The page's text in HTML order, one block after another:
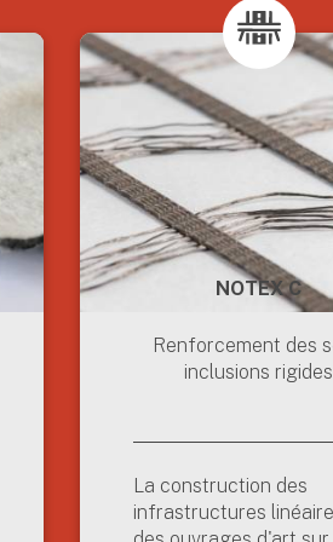
NOTEX C
Renforcement des
inclusions rigides
La construction des
infrastructures